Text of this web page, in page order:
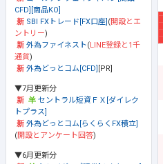
CFD][商品KO]
SBI FXトレード[FX口座] (開設とエ
ントリー)
外為ファイネスト(LINE登録と1千
通貨)
外為どっとコム[CFD] [PR]
▼7月更新分
セントラル短資ＦＸ[ダイレク
トプラス]
外為どっとコム[らくらくFX積立]
(開設とアンケート回答)
▼6月更新分